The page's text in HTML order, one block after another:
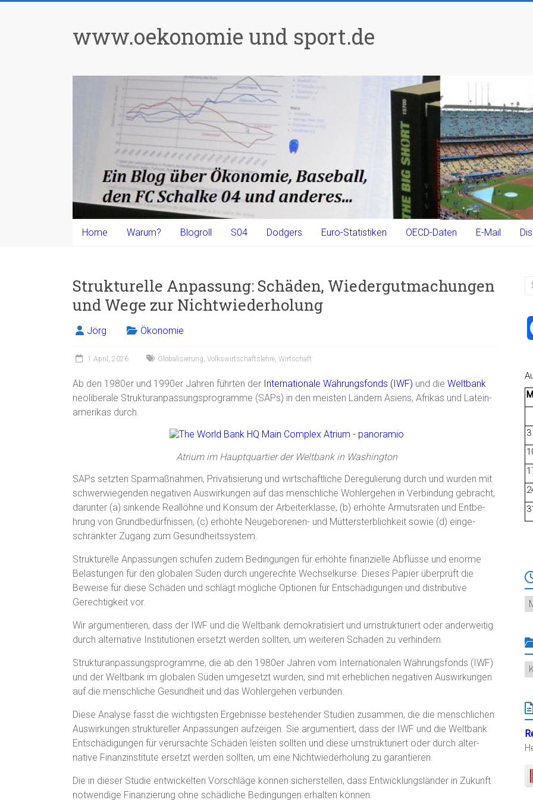
www.oekonomie und sport.de
Home Warum? Blogroll S04 Dodgers Euro-Statistiken OECD-Daten E-Mail
Strukturelle Anpassung: Schäden, Wiedergutmachungen
und Wege zur Nichtwiederholung
Jörg Ökonomie
1 April, 2026 Globalisierung Volkswirtschaftslehre Wirtschaft
Ab den 1980er und 1990er Jahren führten der Internationale Währungsfonds (IWF) und die Weltbank
neoliberale Strukturanpassungsprogramme (SAPs) in den meisten Ländern Asiens, Afrikas und Latein-
amerikas durch.
Atrium im Hauptquartier der Weltbank in Washington
SAPs setzten Sparmaßnahmen, Privatisierung und wirtschaftliche Deregulierung durch und wurden mit
schwerwiegenden negativen Auswirkungen auf das menschliche Wohlergehen in Verbindung gebracht,
darunter (a) sinkende Reallöhne und Konsum der Arbeiterklasse, (b) erhöhte Armutsraten und Entbe-
hrung von Grundbedürfnissen, (c) erhöhte Neugeborenen- und Müttersterblichkeit sowie (d) einge-
schränkter Zugang zum Gesundheitssystem.
Strukturelle Anpassungen schufen zudem Bedingungen für erhöhte finanzielle Abflüsse und enorme
Belastungen für den globalen Süden durch ungerechte Wechselkurse. Dieses Papier überprüft die
Beweise für diese Schäden und schlägt mögliche Optionen für Entschädigungen und distributive
Gerechtigkeit vor.
Wir argumentieren, dass der IWF und die Weltbank demokratisiert und umstrukturiert oder anderweitig
durch alternative Institutionen ersetzt werden sollten, um weiteren Schaden zu verhindern.
Strukturanpassungsprogramme, die ab den 1980er Jahren vom Internationalen Währungsfonds (IWF)
und der Weltbank im globalen Süden umgesetzt wurden, sind mit erheblichen negativen Auswirkungen
auf die menschliche Gesundheit und das Wohlergehen verbunden.
Diese Analyse fasst die wichtigsten Ergebnisse bestehender Studien zusammen, die die menschlichen
Auswirkungen struktureller Anpassungen aufzeigen. Sie argumentiert, dass der IWF und die Weltbank
Entschädigungen für verursachte Schäden leisten sollten und diese umstrukturiert oder durch alter-
native Finanzinstitute ersetzt werden sollten, um eine Nichtwiederholung zu garantieren.
Die in dieser Studie entwickelten Vorschläge können sicherstellen, dass Entwicklungsländer in Zukunft
notwendige Finanzierung ohne schädliche Bedingungen erhalten können.
M
3